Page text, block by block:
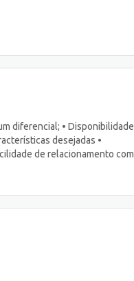
diferencial; • Disponibilidade
desejadas •
de relacionamento com